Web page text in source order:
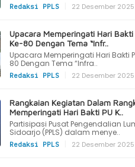
Redaksi PPLS 22 Desember 2025
Upacara Memperingati Hari Bakti
Ke-80 Dengan Tema “Infr..
Upacara Memperingati Hari Bakti
80 Dengan Tema “Infra..
Redaksi PPLS 22 Desember 2025
Rangkaian Kegiatan Dalam
Memperingati Hari Bakti PU K..
Partisipasi Pusat Pengendalian
Sidoarjo (PPLS) dalam menye..
Redaksi PPLS 22 Desember 2025